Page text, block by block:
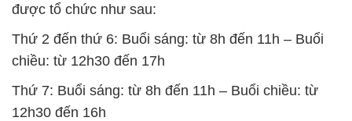
được tổ chức như sau:
Thứ 2 đến thứ 6: Buổi sáng: từ 8h đến 11h – Buổi
chiều: từ 12h30 đến 17h
Thứ 7: Buổi sáng: từ 8h đến 11h – Buổi chiều: từ
12h30 đến 16h